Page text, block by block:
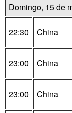
Domingo, 15 de
22:30 China
23:00 China
23:00 China